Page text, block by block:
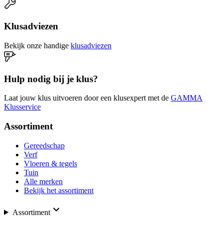
Klusadviezen
Bekijk onze handige klusadviezen
Hulp nodig bij je klus?
Laat jouw klus uitvoeren door een klusexpert met de GAMMA
Klusservice
Assortiment
Gereedschap
Verf
Vloeren & tegels
Tuin
Alle merken
Bekijk het assortiment
Assortiment